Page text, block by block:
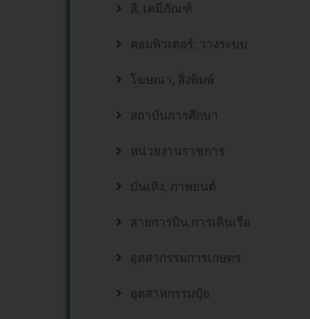
สี, เคมีภัณฑ์
คอมพิวเตอร์, วางระบบ
โฆษณา, สิ่งพิมพ์
สถาบันการศึกษา
หน่วยงานราชการ
บันเทิง, ภาพยนต์
สายการบิน,การเดินเรือ
อุตสากรรมการเกษตร
อุตสาหกรรมปุ๋ย